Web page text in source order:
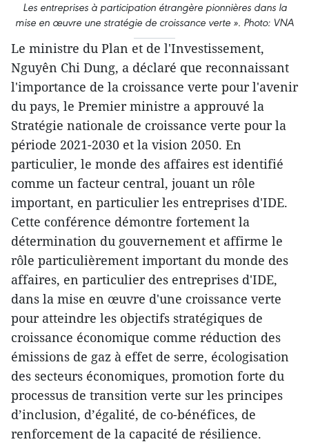
Les entreprises à participation étrangère pionnières dans la
mise en œuvre une stratégie de croissance verte ». Photo: VNA
Le ministre du Plan et de l'Investissement,
Nguyên Chi Dung, a déclaré que reconnaissant
l'importance de la croissance verte pour l'avenir
du pays, le Premier ministre a approuvé la
Stratégie nationale de croissance verte pour la
période 2021-2030 et la vision 2050. En
particulier, le monde des affaires est identifié
comme un facteur central, jouant un rôle
important, en particulier les entreprises d'IDE.
Cette conférence démontre fortement la
détermination du gouvernement et affirme le
rôle particulièrement important du monde des
affaires, en particulier des entreprises d'IDE,
dans la mise en œuvre d'une croissance verte
pour atteindre les objectifs stratégiques de
croissance économique comme réduction des
émissions de gaz à effet de serre, écologisation
des secteurs économiques, promotion forte du
processus de transition verte sur les principes
d’inclusion, d’égalité, de co-bénéfices, de
renforcement de la capacité de résilience.